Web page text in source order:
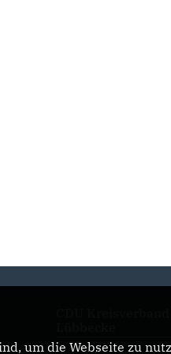
um die Webseite zu